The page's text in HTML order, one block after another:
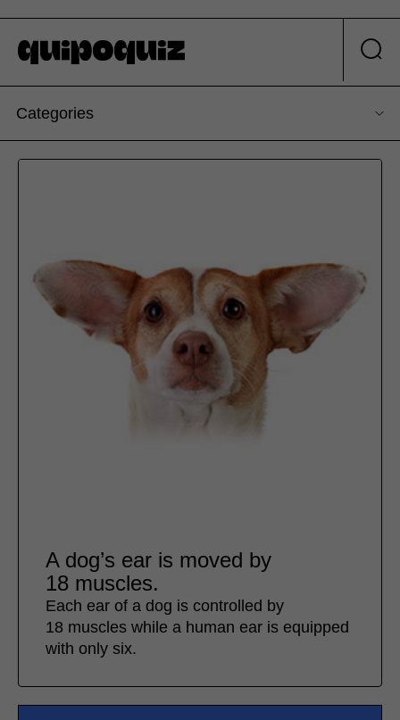
Categories
A dog’s ear is moved by
18 muscles.
Each ear of a dog is controlled by
18 muscles while a human ear is equipped
with only six.